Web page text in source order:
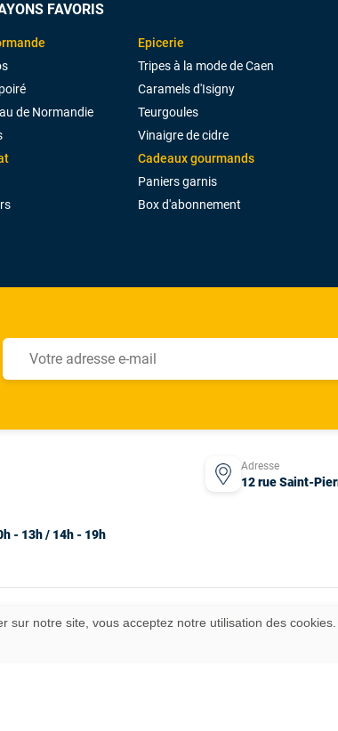
FAVORIS
de Normandie
Epicerie
Tripes à la mode de Caen
Caramels d'Isigny
Teurgoules
Vinaigre de cidre
Cadeaux gourmands
Paniers garnis
Box d'abonnement
- 13h / 14h - 19h
Adresse
12 rue Saint-
notre site, vous acceptez notre utilisation des cookies.